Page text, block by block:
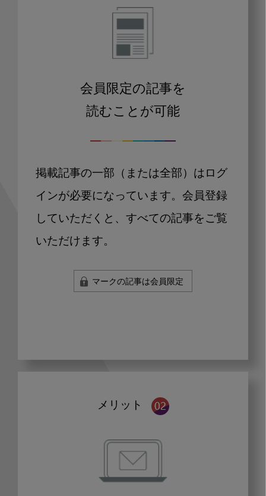
会員限定の記事を
読むことが可能
掲載記事の一部（または全部）はログ
インが必要になっています。会員登録
していただくと、すべての記事をご覧
いただけます。
マークの記事は会員限定
メリット